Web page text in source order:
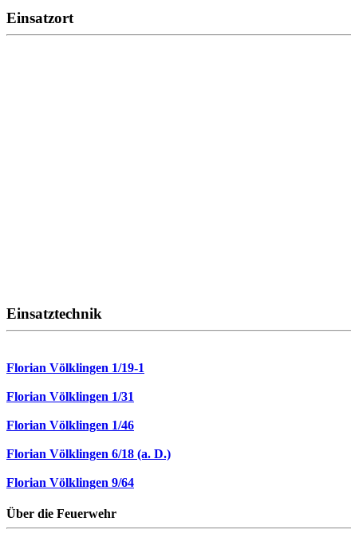
Einsatzort
Einsatztechnik
Florian Völklingen 1/19-1
Florian Völklingen 1/31
Florian Völklingen 1/46
Florian Völklingen 6/18 (a. D.)
Florian Völklingen 9/64
Über die Feuerwehr